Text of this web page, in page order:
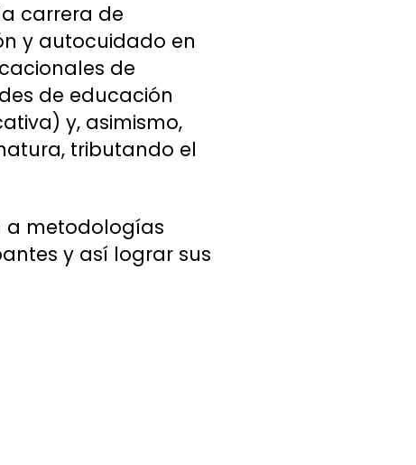
carrera de
y autocuidado en
de
de educación
y, asimismo,
tributando el
a metodologías
y así lograr sus